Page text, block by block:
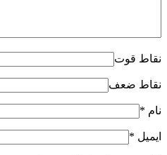
نقاط قوت
نقاط ضعف
نام *
ایمیل *